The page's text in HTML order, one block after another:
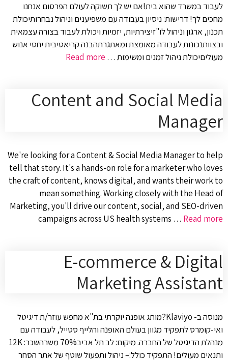
לעבוד במשרד שהוא בית!אם יש לך תשוקה לעולם הפרסום אנחנו
מחכים לך! דרישות: ניסיון בעבודה עם משפיענים וניהול נבחרותיכולת
תכנון, ארגון וניהול לו"זיצירתיות, יזמיות ויכולת לעבוד בצורה עצמאית
ובצוותנכונות לעבודה מאומצת ומאתגרתהבנה קריאטיבית יחסי אנוש
מעוליםיכולת ניהול זמנים ומשימות … Read more
Content and Social Media
Manager
We're looking for a Content & Social Media Manager to help
tell that story. It's a hands-on role for a marketer who loves
the craft of content, knows digital, and wants their work to
mean something. Working closely with the Head of
Marketing, you'll drive our content, social, and SEO-driven
campaigns across US health systems … Read more
E-commerce & Digital
Marketing Assistant
מנוסה ב- Klaviyo?מותג אופנה יוקרתי בת"א מחפש עוזר/ת דיגיטל
ואי-קומרס לתפקיד מגוון בעולם האופנה והלייף סטייל, לעבודה עם
מנהלת הדיגיטל של החברה. מיקום: לב תל אביב70% משרהשכר: 12K
ותנאים מעולים! התפקיד כולל:– ניהול ותפעול שוטף של אתר הסחר